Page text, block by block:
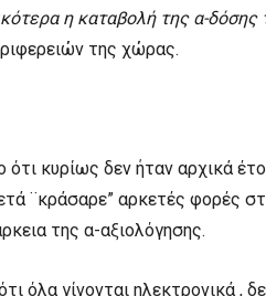
η καταβολή της α-δόσης
της χώρας.
κυρίως δεν ήταν αρχικά
¨κράσαρε” αρκετές φορές
της α-αξιολόγησης.
όλα γίνονται ηλεκτρονικά ,